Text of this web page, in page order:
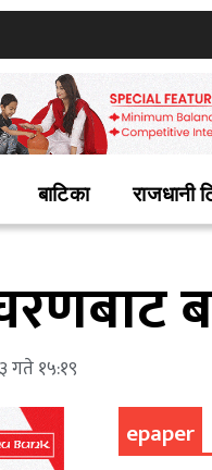
बाटिका राजधानी
गते १५:१९
epaper